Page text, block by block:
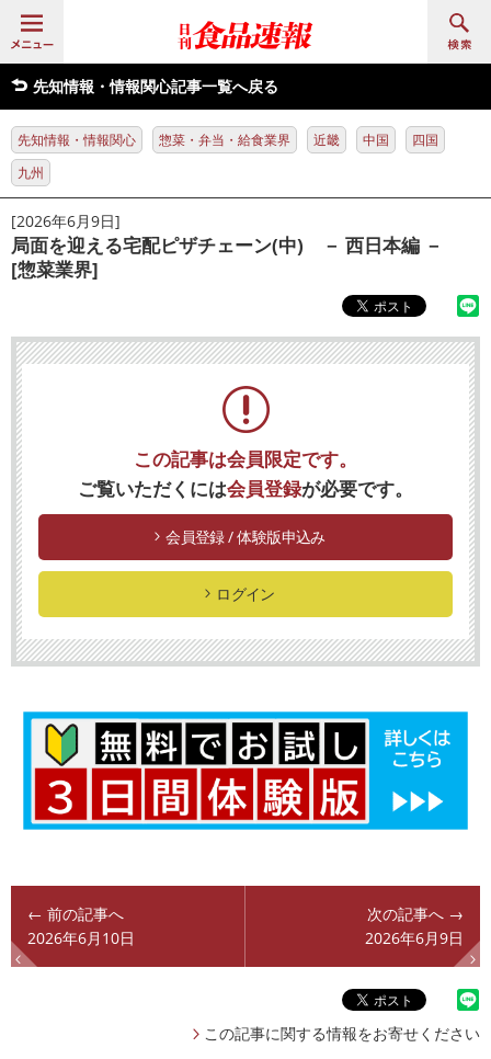
先知情報・情報関心記事一覧へ戻る
先知情報・情報関心 惣菜・弁当・給食業界 近畿 中国
四国
九州
[2026年6月9日]
局面を迎える宅配ピザチェーン(中) － 西日本編 －
[惣菜業界]
この記事は会員限定です。
ご覧いただくには会員登録が必要です。
会員登録 / 体験版申込み
ログイン
← 前の記事へ
2026年6月10日
次の記事へ →
2026年6月9日
この記事に関する情報をお寄せください